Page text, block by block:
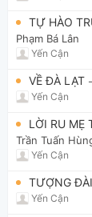
TỰ HÀO
Phạm Bá Lân
Yến Cận
VỀ ĐÀ LẠT
Yến Cận
LỜI RU MẸ
Trần Tuấn
Yến Cận
TƯỢNG ĐÀI
Yến Cận